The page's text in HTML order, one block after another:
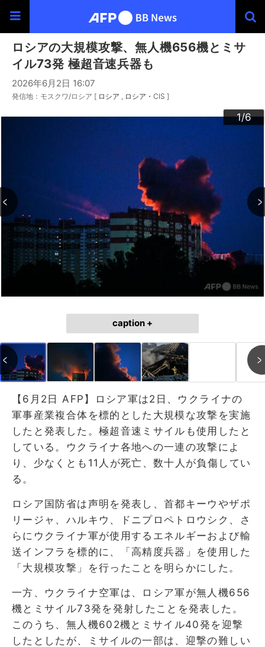
ロシアの大規模攻撃、無人機656機とミサ
イル73発 極超音速兵器も
2026年6月2日 16:07
発信地：モスクワ/ロシア [ ロシア ロシア・CIS ]
1/6
2/6
3/6
4/6
5/6
6/6
caption +
【6月2日 AFP】ロシア軍は2日、ウクライナの
軍事産業複合体を標的とした大規模な攻撃を実施
したと発表した。極超音速ミサイルも使用したと
している。ウクライナ各地への一連の攻撃によ
り、少なくとも11人が死亡、数十人が負傷してい
る。
ロシア国防省は声明を発表し、首都キーウやザポ
リージャ、ハルキウ、ドニプロペトロウシク、さ
らにウクライナ軍が使用するエネルギーおよび輸
送インフラを標的に、「高精度兵器」を使用した
「大規模攻撃」を行ったことを明らかにした。
一方、ウクライナ空軍は、ロシア軍が無人機656
機とミサイル73発を発射したことを発表した。
このうち、無人機602機とミサイル40発を迎撃
したとしたが、ミサイルの一部は、迎撃の難しい